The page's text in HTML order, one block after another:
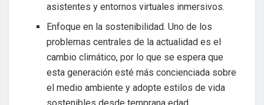
asistentes y entornos virtuales inmersivos.
Enfoque en la sostenibilidad. Uno de los
problemas centrales de la actualidad es el
cambio climático, por lo que se espera que
esta generación esté más concienciada sobre
el medio ambiente y adopte estilos de vida
sostenibles desde temprana edad.